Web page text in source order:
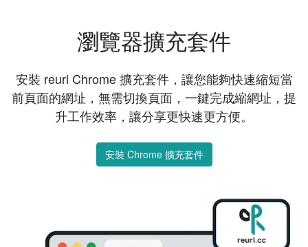
瀏覽器擴充套件
安裝 reurl Chrome 擴充套件，讓您能夠快速縮短當
前頁面的網址，無需切換頁面，一鍵完成縮網址，提
升工作效率，讓分享更快速更方便。
安裝 Chrome 擴充套件